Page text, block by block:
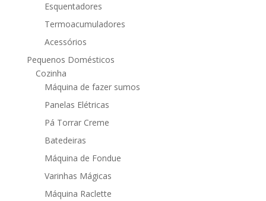
Esquentadores
Termoacumuladores
Acessórios
Pequenos Domésticos
Cozinha
Máquina de fazer sumos
Panelas Elétricas
Pá Torrar Creme
Batedeiras
Máquina de Fondue
Varinhas Mágicas
Máquina Raclette